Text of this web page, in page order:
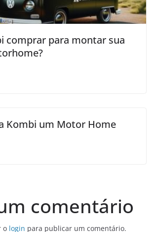
comprar para montar sua
Kombi um Motor Home
comentário
o login para publicar um comentário.